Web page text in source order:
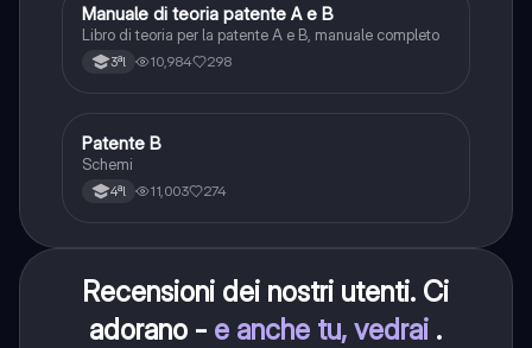
Italiano
Manuale di teoria patente A e B
Libro di teoria per la patente A e B, manuale completo
3ªl 10,984 298
Altro
Patente B
Schemi
4ªl 11,003 274
Recensioni dei nostri utenti. Ci
adorano - e anche tu, vedrai .